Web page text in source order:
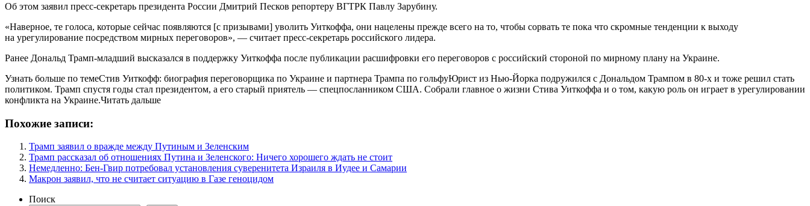
Об этом заявил пресс-секретарь президента России Дмитрий Песков репортеру ВГТРК Павлу Зарубину.
«Наверное, те голоса, которые сейчас появляются [с призывами] уволить Уиткоффа, они нацелены прежде всего на то, чтобы сорвать те пока что скромные тенденции к выходу
на урегулирование посредством мирных переговоров», — считает пресс-секретарь российского лидера.
Ранее Дональд Трамп-младший высказался в поддержку Уиткоффа после публикации расшифровки его переговоров с российский стороной по мирному плану на Украине.
Узнать больше по темеСтив Уиткофф: биография переговорщика по Украине и партнера Трампа по гольфуЮрист из Нью-Йорка подружился с Дональдом Трампом в 80-х и тоже решил стать
политиком. Трамп спустя годы стал президентом, а его старый приятель — спецпосланником США. Собрали главное о жизни Стива Уиткоффа и о том, какую роль он играет в урегулировании
конфликта на Украине.Читать дальше
Похожие записи:
Трамп заявил о вражде между Путиным и Зеленским
Трамп рассказал об отношениях Путина и Зеленского: Ничего хорошего ждать не стоит
Немедленно: Бен-Гвир потребовал установления суверенитета Израиля в Иудее и Самарии
Макрон заявил, что не считает ситуацию в Газе геноцидом
Поиск